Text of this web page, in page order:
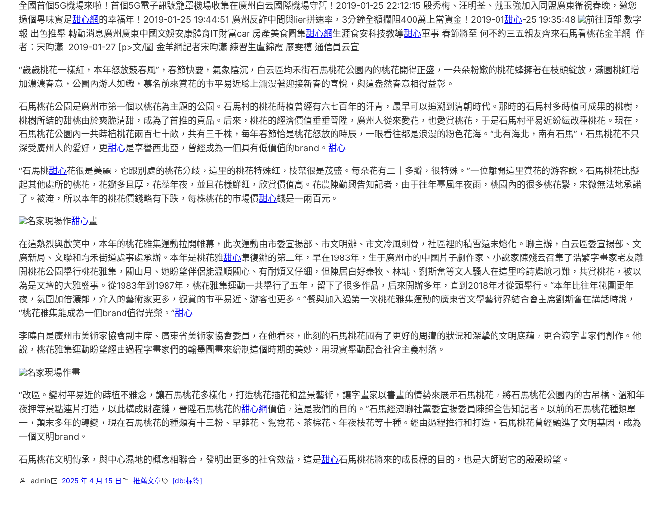
全國首個5G機場來啦！首個5G電子訊號籠罩機場收集在廣州白云國際機場守舊！2019-01-25 22:12:15 殷秀梅、汪明荃、戴玉強加入同盟廣東衛視春晚，邀您
過個粵味實足甜心網的幸福年！2019-01-25 19:44:51 廣州反詐中間與lier拼速率，3分鐘全額攔阻400萬上當資金！2019-01甜心-25 19:35:48
前往頂部 數字
報 出色推舉 轉動消息廣州廣東中國文娛安康體育IT財富car 房產美食圖集甜心網生涯食安科技教導甜心軍事 春節將至 何不約三五親友齊來石馬看桃花金羊網 作
者：宋昀瀟 2019-01-27 [p>文/圖 金羊網記者宋昀瀟 練習生盧錦霞 廖雯禧 通信員云宣
“歲歲桃花一樣紅，本年怒放競春風”，春節快要，氣象陰沉，白云區均禾街石馬桃花公園內的桃花開得正盛，一朵朵粉嫩的桃花蜂擁著在枝頭綻放，滿園桃紅增
加濃濃春意，公園內游人如織，慕名前來賞花的市平易近臉上瀰漫著迎接新春的喜悅，與這盎然春意相得益彰。
石馬桃花公園是廣州市第一個以桃花為主題的公園。石馬村的桃花蒔植曾經有六七百年的汗青，最早可以追溯到清朝時代。那時的石馬村多蒔植可成果的桃樹，
桃樹所結的甜桃由於爽脆清甜，成為了首推的貢品。后來，桃花的經濟價值垂垂晉陞，廣州人從來愛花，也愛賞桃花，于是石馬村平易近紛紜改種桃花。現在，
石馬桃花公園內一共蒔植桃花兩百七十畝，共有三千株，每年春節恰是桃花怒放的時辰，一眼看往都是浪漫的粉色花海。“北有海北，南有石馬”，石馬桃花不只
深受廣州人的愛好，更甜心是享譽西北亞，曾經成為一個具有低價值的brand。 甜心
“石馬桃甜心花很是美麗，它跟別處的桃花分歧，這里的桃花特殊紅，枝葉很是茂盛。每朵花有二十多瓣，很特殊。”一位離開這里賞花的游客說。石馬桃花比擬
起其他處所的桃花，花瓣多且厚，花蕊年夜，並且花樣鮮紅，欣賞價值高。花農陳勤興告知記者，由于往年臺風年夜雨，桃園內的很多桃花繫，宋微無法地承諾
了。被淹，所以本年的桃花價錢略有下跌，每株桃花的市場價甜心錢是一兩百元。
名家現場作甜心畫
在這熱烈與歡笑中，本年的桃花雅集運動拉開帷幕，此次運動由市委宣揚部、市文明辦、市文冷風刺骨，社區裡的積雪還未熔化。聯主辦，白云區委宣揚部、文
廣新局、文聯和均禾街道處事處承辦。本年是桃花雅甜心集復辦的第二年，早在1983年，生于廣州市的中國片子劇作家、小說家陳殘云召集了浩繁字畫家老友離
開桃花公園舉行桃花雅集，關山月、她盼望伴侶能溫順關心、有耐煩又仔細，但陳居白好秦牧、林墉、劉斯奮等文人騷人在這里吟詩尷尬刁難，共賞桃花，被以
為是文壇的大雅盛事。從1983年到1987年，桃花雅集運動一共舉行了五年，留下了很多作品，后來開辦多年，直到2018年才從頭舉行。“本年比往年範圍更年
夜，氛圍加倍濃郁，介入的藝術家更多，觀賞的市平易近、游客也更多。”餐與加入過第一次桃花雅集運動的廣東省文學藝術界結合會主席劉斯奮在講話時說，
“桃花雅集能成為一個brand值得光榮。”甜心
李曉白是廣州市美術家協會副主席、廣東省美術家協會委員，在他看來，此刻的石馬桃花圃有了更好的周遭的狀況和深摯的文明底蘊，更合適字畫家們創作。他
說，桃花雅集運動盼望經由過程字畫家們的翰墨圖畫來繪制這個時期的美妙，用現實舉動配合社會主義村落。
名家現場作畫
“改區。變村平易近的蒔植不雅念，讓石馬桃花多樣化，打造桃花插花和盆景藝術，讓字畫家以書畫的情勢來展示石馬桃花，將石馬桃花公園內的古吊橋、溫和年
夜押等景點連片打造，以此構成財產鏈，晉陞石馬桃花的甜心網價值，這是我們的目的。”石馬經濟聯社黨委宣揚委員陳錦全告知記者。以前的石馬桃花種類單
一，顛末多年的轉變，現在石馬桃花的種類有十三粉、早菲花、鴛鴦花、茶棕花、年夜枝花等十種。經由過程推行和打造，石馬桃花曾經融進了文明基因，成為
一個文明brand。
石馬桃花文明傳承，與中心濕地的概念相聯合，發明出更多的社會效益，這是甜心石馬桃花將來的成長標的目的，也是大師對它的殷殷盼望。
admin 2025 年 4 月 15 日 推薦文章 [db:标签]